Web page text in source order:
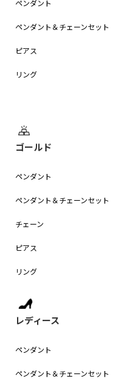
ペンダント
ペンダント＆チェーンセット
ピアス
リング
ゴールド
ペンダント
ペンダント＆チェーンセット
チェーン
ピアス
リング
レディース
ペンダント
ペンダント＆チェーンセット